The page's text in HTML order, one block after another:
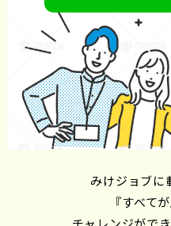
みけジョブに
『すべて